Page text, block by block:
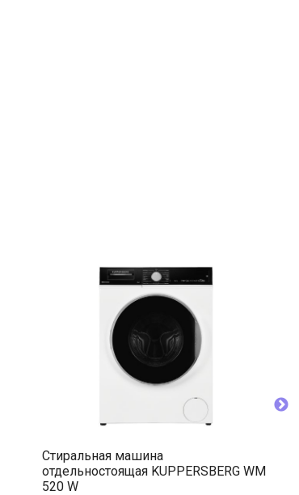
Стиральная машина
отдельностоящая KUPPERSBERG WM
520 W